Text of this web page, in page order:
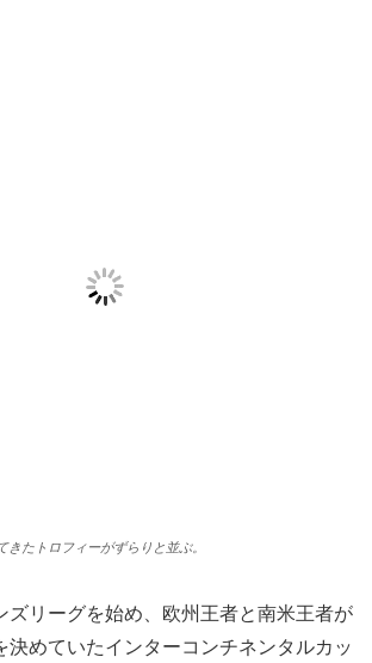
きたトロフィーがずらりと並ぶ。
ズリーグを始め、欧州王者と南米王者が
決めていたインターコンチネンタルカッ